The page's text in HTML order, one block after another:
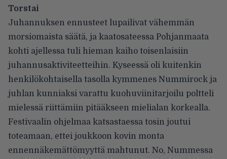
Torstai
Juhannuksen ennusteet lupailivat vähemmän
morsiomaista säätä, ja kaatosateessa Pohjanmaata
kohti ajellessa tuli hieman kaiho toisenlaisiin
juhannusaktiviteetteihin. Kyseessä oli kuitenkin
henkilökohtaisella tasolla kymmenes Nummirock ja
juhlan kunniaksi varattu kuohuviinitarjoilu poltteli
mielessä riittämiin pitääkseen mielialan korkealla.
Festivaalin ohjelmaa katsastaessa tosin joutui
toteamaan, ettei joukkoon kovin monta
ennennäkemättömyyttä mahtunut. No, Nummessa